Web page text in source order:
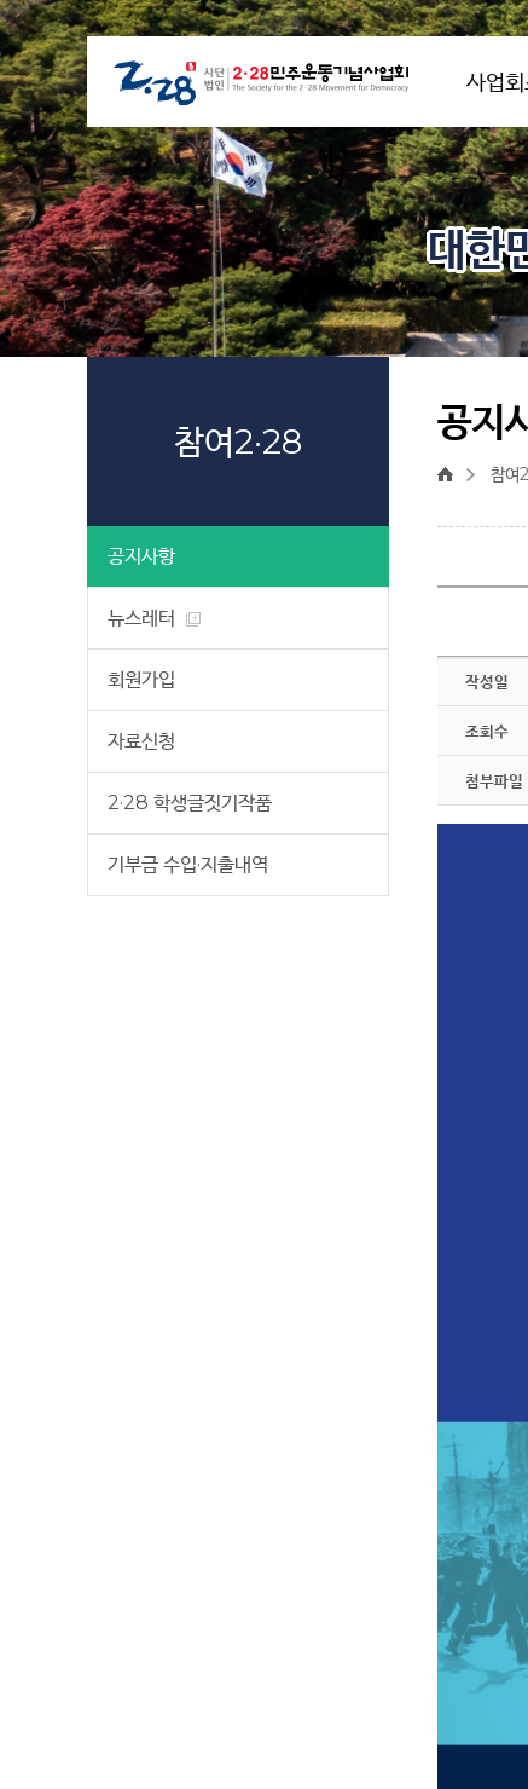
사업회
대한
참여2·28
공지사항
뉴스레터
회원가입
자료신청
2·28 학생글짓기작품
기부금 수입·지출내역
공지
참여
작성일
조회수
첨부파일